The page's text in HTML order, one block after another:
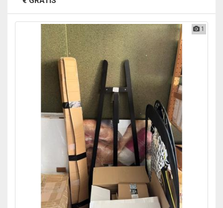
1